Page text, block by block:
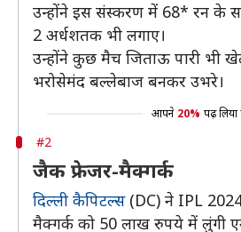
उन्होंने इस संस्करण में 68* रन के
2 अर्धशतक भी लगाए।
उन्होंने कुछ मैच जिताऊ पारी भी
भरोसेमंद बल्लेबाज बनकर उभरे।
आपने 20% पढ़ लिया
#2
जैक फ्रेजर-मैक्गर्क
दिल्ली कैपिटल्स(DC) ने IPL
मैक्गर्क को 50 लाख रुपये में लुंगी